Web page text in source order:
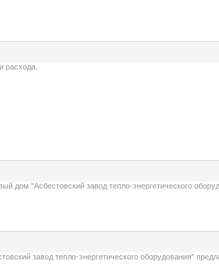
расхода.
"Асбестовский завод тепло-энергетического
завод тепло-энергетического оборудования"